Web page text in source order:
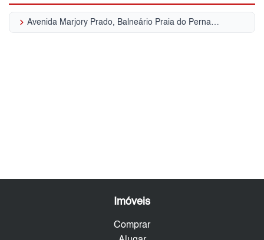
keyboard_arrow_right Avenida Marjory Prado, Balneário Praia do Pernambuco
Imóveis
Comprar